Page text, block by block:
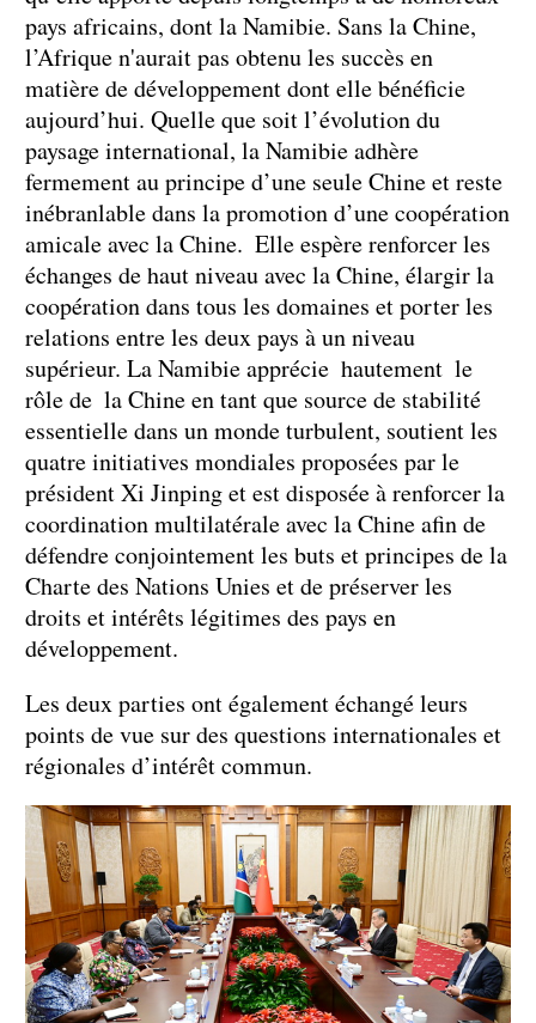
pays africains, dont la Namibie. Sans la Chine,
l’Afrique n'aurait pas obtenu les succès en
matière de développement dont elle bénéficie
aujourd’hui. Quelle que soit l’évolution du
paysage international, la Namibie adhère
fermement au principe d’une seule Chine et reste
inébranlable dans la promotion d’une coopération
amicale avec la Chine. Elle espère renforcer les
échanges de haut niveau avec la Chine, élargir la
coopération dans tous les domaines et porter les
relations entre les deux pays à un niveau
supérieur. La Namibie apprécie hautement le
rôle de la Chine en tant que source de stabilité
essentielle dans un monde turbulent, soutient les
quatre initiatives mondiales proposées par le
président Xi Jinping et est disposée à renforcer la
coordination multilatérale avec la Chine afin de
défendre conjointement les buts et principes de la
Charte des Nations Unies et de préserver les
droits et intérêts légitimes des pays en
développement.
Les deux parties ont également échangé leurs
points de vue sur des questions internationales et
régionales d’intérêt commun.